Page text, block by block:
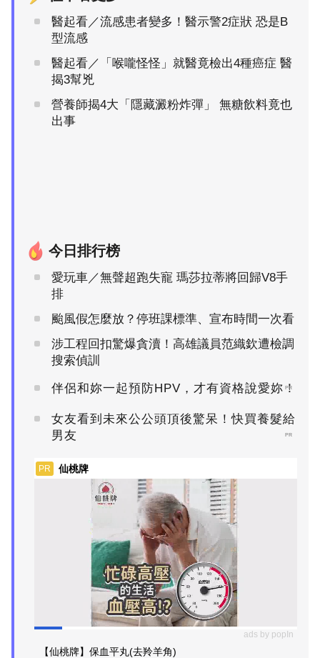
醫起看／流感患者變多！醫示警2症狀 恐是B
型流感
醫起看／「喉嚨怪怪」就醫竟檢出4種癌症 醫
揭3幫兇
營養師揭4大「隱藏澱粉炸彈」 無糖飲料竟也
出事
今日排行榜
愛玩車／無聲超跑失寵 瑪莎拉蒂將回歸V8手
排
颱風假怎麼放？停班課標準、宣布時間一次看
涉工程回扣驚爆貪瀆！高雄議員范織欽遭檢調
搜索偵訓
伴侶和妳一起預防HPV，才有資格說愛妳！
PR
女友看到未來公公頭頂後驚呆！快買養髮給
男友
PR
PR 仙桃牌
ads by popIn
【仙桃牌】保血平丸(去羚羊角)